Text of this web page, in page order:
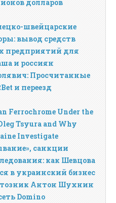
долларов
швейцарские
вывод средств
предприятий для
и россиян
Просчитанные
и переезд
Ferrochrome Under the
Tsyura and Why
Investigate
санкции
как Шевцова
в украинский бизнес
Антон Шухнин
Domino